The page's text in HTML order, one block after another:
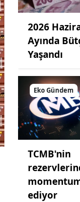
2026
Ayında
Yaşandı
Eko Gündem
TCMB'nin
ediyor